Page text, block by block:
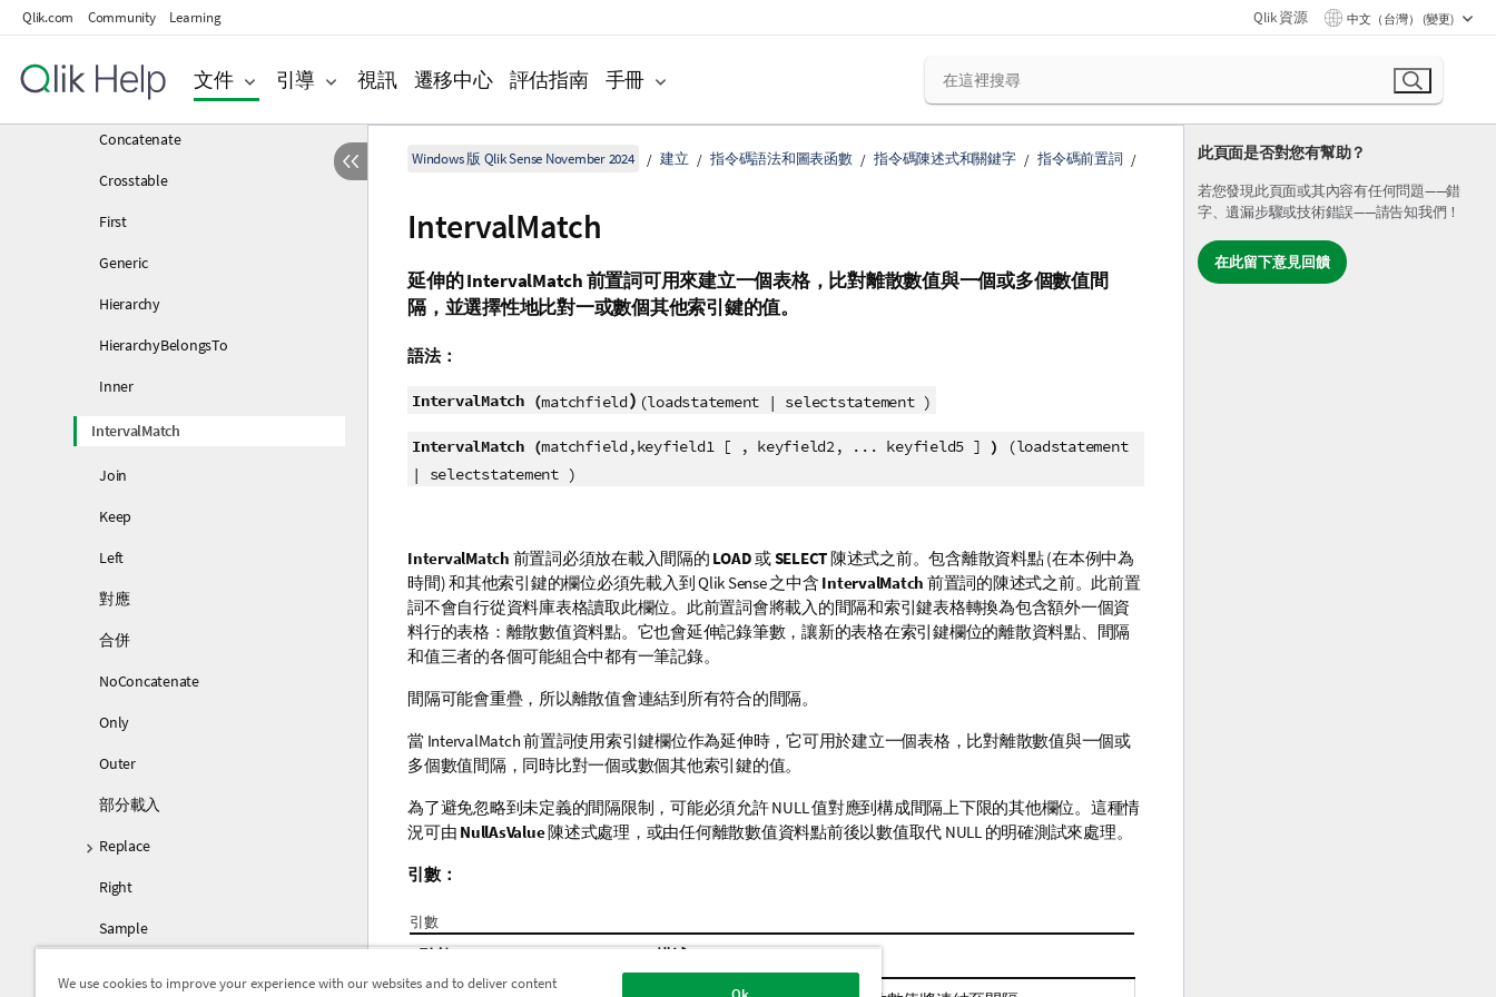
Qlik.com Community Learning Qlik 資源 中文（台灣） (變更)
文件 引導 視訊 遷移中心 評估指南 手冊
指令碼前置詞
Buffer
Concatenate
Crosstable
First
Generic
Hierarchy
HierarchyBelongsTo
Inner
IntervalMatch
Join
Keep
Left
對應
合併
NoConcatenate
Only
Outer
部分載入
Replace
Right
Sample
此頁面是否對您有幫助？
若您發現此頁面或其內容有任何問題——錯
字、遺漏步驟或技術錯誤——請告知我們！
在此留下意見回饋
Windows 版 Qlik Sense November 2024 建立 指令碼語法和圖表函數 指令碼陳述式和關鍵字 指令碼前置詞
IntervalMatch
延伸的IntervalMatch前置詞可用來建立一個表格，比對離散數值與一個或多個數值間
隔，並選擇性地比對一或數個其他索引鍵的值。
語法：
IntervalMatch (matchfield) (loadstatement | selectstatement )
IntervalMatch (matchfield,keyfield1 [ , keyfield2, ... keyfield5 ] )
(loadstatement
| selectstatement )
IntervalMatch 前置詞必須放在載入間隔的 LOAD或SELECT陳述式之前。包含離散資料點 (在本例中為
時間) 和其他索引鍵的欄位必須先載入到Qlik Sense之中含 IntervalMatch 前置詞的陳述式之前。此前置
詞不會自行從資料庫表格讀取此欄位。此前置詞會將載入的間隔和索引鍵表格轉換為包含額外一個資
料行的表格：離散數值資料點。它也會延伸記錄筆數，讓新的表格在索引鍵欄位的離散資料點、間隔
和值三者的各個可能組合中都有一筆記錄。
間隔可能會重疊，所以離散值會連結到所有符合的間隔。
當 IntervalMatch前置詞使用索引鍵欄位作為延伸時，它可用於建立一個表格，比對離散數值與一個或
多個數值間隔，同時比對一個或數個其他索引鍵的值。
為了避免忽略到未定義的間隔限制，可能必須允許NULL值對應到構成間隔上下限的其他欄位。這種情
況可由 NullAsValue陳述式處理，或由任何離散數值資料點前後以數值取代 NULL的明確測試來處理。
引數：
引數
引數 描述
We use cookies to improve your experience with our websites and to deliver content